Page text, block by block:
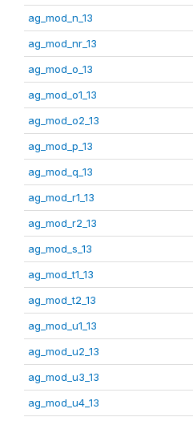
ag_mod_n_13
ag_mod_nr_13
ag_mod_o_13
ag_mod_o1_13
ag_mod_o2_13
ag_mod_p_13
ag_mod_q_13
ag_mod_r1_13
ag_mod_r2_13
ag_mod_s_13
ag_mod_t1_13
ag_mod_t2_13
ag_mod_u1_13
ag_mod_u2_13
ag_mod_u3_13
ag_mod_u4_13